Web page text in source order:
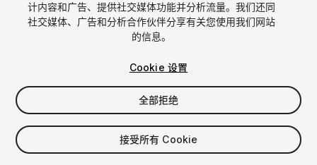
1 /5
$4.99
计内容和广告、提供社交媒体功能并分析流量。我们还同
社交媒体、广告和分析合作伙伴分享有关您使用我们网站
的信息。
Cookie 设置
全部拒绝
接受所有 Cookie